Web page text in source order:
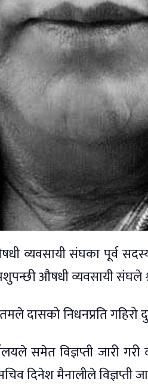
व्यवसायी संघका पूर्व
औषधी व्यवसायी संघले
दासको निधनप्रति गहिरो
समेत विज्ञप्ती जारी गरी
दिनेश मैनालीले विज्ञप्ती